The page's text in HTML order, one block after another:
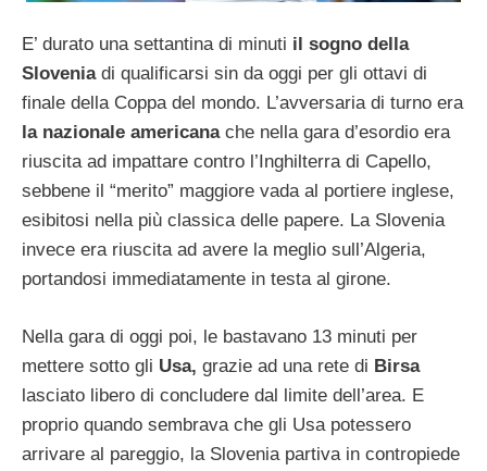
E’ durato una settantina di minuti il sogno della
Sloveniadi qualificarsi sin da oggi per gli ottavi di
finale della Coppa del mondo. L’avversaria di turno era
la nazionale americana che nella gara d’esordio era
riuscita ad impattare contro l’Inghilterra di Capello,
sebbene il “merito” maggiore vada al portiere inglese,
esibitosi nella più classica delle papere. La Slovenia
invece era riuscita ad avere la meglio sull’Algeria,
portandosi immediatamente in testa al girone.
Nella gara di oggi poi, le bastavano 13 minuti per
mettere sotto gli Usa, grazie ad una rete di Birsa
lasciato libero di concludere dal limite dell’area. E
proprio quando sembrava che gli Usa potessero
arrivare al pareggio, la Slovenia partiva in contropiede